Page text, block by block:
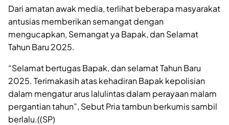
Dari amatan awak media, terlihat beberapa masyarakat
antusias memberikan semangat dengan
mengucapkan, Semangat ya Bapak, dan Selamat
Tahun Baru 2025.
“Selamat bertugas Bapak, dan selamat Tahun Baru
2025. Terimakasih atas kehadiran Bapak kepolisian
dalam mengatur arus lalulintas dalam perayaan malam
pergantian tahun”, Sebut Pria tambun berkumis sambil
berlalu.((SP)